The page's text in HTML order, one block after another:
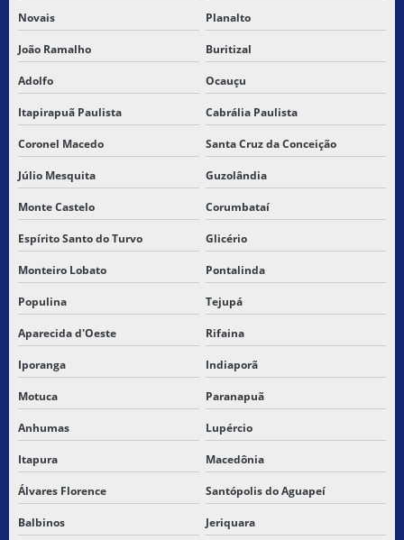
Novais Planalto
João Ramalho Buritizal
Adolfo Ocauçu
Itapirapuã Paulista Cabrália Paulista
Coronel Macedo Santa Cruz da Conceição
Júlio Mesquita Guzolândia
Monte Castelo Corumbataí
Espírito Santo do Turvo Glicério
Monteiro Lobato Pontalinda
Populina Tejupá
Aparecida d'Oeste Rifaina
Iporanga Indiaporã
Motuca Paranapuã
Anhumas Lupércio
Itapura Macedônia
Álvares Florence Santópolis do Aguapeí
Balbinos Jeriquara